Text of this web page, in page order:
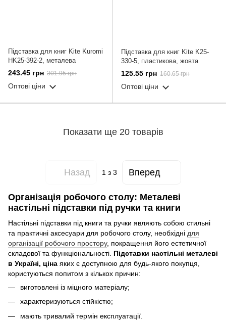
Підставка для книг Kite Kuromi
HK25-392-2, металева
243.45 грн 301.95 грн
Оптові ціни
Підставка для книг Kite K25-
330-5, пластикова, жовта
125.55 грн 160.65 грн
Оптові ціни
Показати ще 20 товарів
Назад 1з 3 Вперед
Організація робочого столу: Металеві
настільні підставки під ручки та книги
Настільні підставки під книги та ручки являють собою стильні
та практичні аксесуари для робочого столу, необхідні для
організації робочого простору, покращення його естетичної
складової та функціональності. Підставки настільні металеві
в Україні, ціна яких є доступною для будь-якого покупця,
користуються попитом з кількох причин:
виготовлені із міцного матеріалу;
характеризуються стійкістю;
мають тривалий термін експлуатації.